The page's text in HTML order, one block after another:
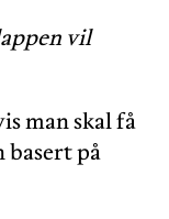
vil
man skal få
basert på